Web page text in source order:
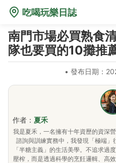
吃喝玩樂日誌
南門市場必買熟食
隊也要買的10攤推
• 發布日期：
作者： 夏禾
我是夏禾，一名擁有十年資歷的資深
諮詢與訓練實務中，我發現「極端
「半糖主義」的生活美學。不追求過
壓榨，而是透過科學的烹飪邏輯、高